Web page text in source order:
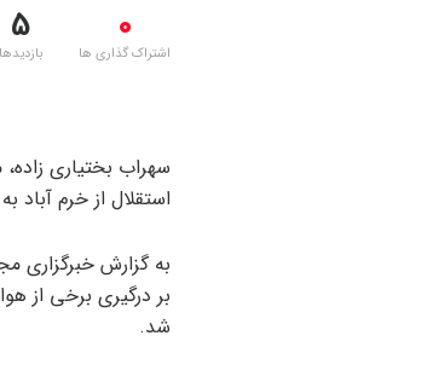
0
اشتراک گذاری ها
5
بازدیدها
سهراب بختیاری زاده،
استقلال از خرم آباد
به گزارش خبرگزاری
بر درگیری برخی از
شد.